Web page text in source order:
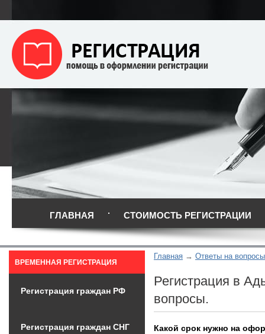
ГЛАВНАЯ СТОИМОСТЬ РЕГИСТРАЦИИ
Главная Ответы на
Регистрация в
вопросы.
Какой срок нужно на
ВРЕМЕННАЯ РЕГИСТРАЦИЯ
Регистрация граждан РФ
Регистрация граждан СНГ